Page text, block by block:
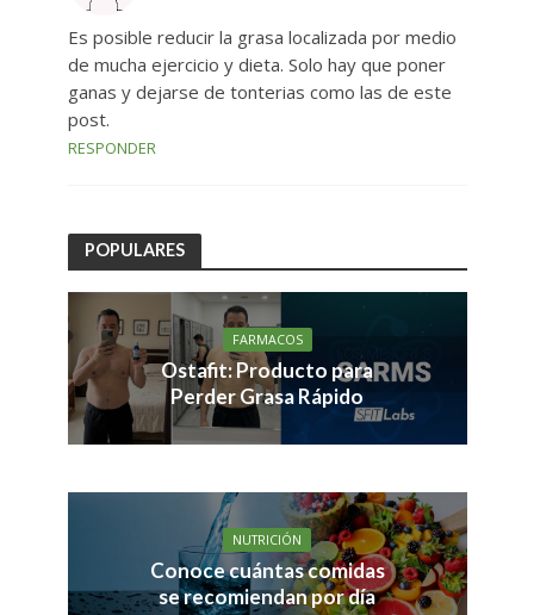
Es posible reducir la grasa localizada por medio
de mucha ejercicio y dieta. Solo hay que poner
ganas y dejarse de tonterias como las de este
post.
RESPONDER
POPULARES
FARMACOS
Ostafit: Producto para
Perder Grasa Rápido
NUTRICIÓN
Conoce cuántas comidas
se recomiendan por día